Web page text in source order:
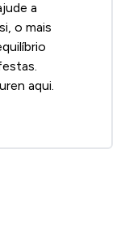
a
o mais
aqui